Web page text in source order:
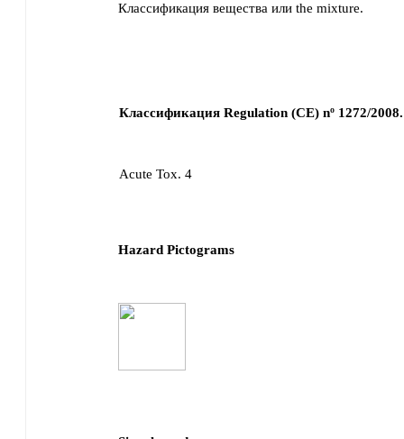
Классификация вещества или the mixture.
Классификация Regulation (CE) nº 1272/2008.
Acute Tox. 4
Hazard Pictograms